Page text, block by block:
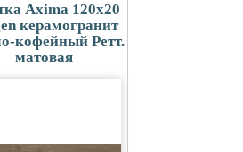
Axima 120x20
керамогранит
кофейный Ретт.
матовая